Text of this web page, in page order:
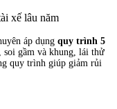
xế lâu năm
áp dụng quy trình 5
soi gầm và khung, lái thử
quy trình giúp giảm rủi